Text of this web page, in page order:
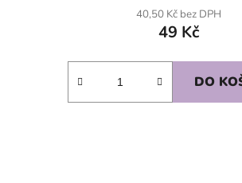
40,50 Kč bez DPH
49 Kč
DO